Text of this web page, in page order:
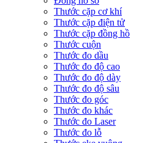
Thước cặp cơ khí
Thước cặp điện tử
Thước cặp đồng hồ
Thước cuộn
Thước đo dầu
Thước đo độ cao
Thước đo độ dày
Thước đo độ sâu
Thước đo góc
Thước đo khác
Thước đo Laser
Thước đo lỗ